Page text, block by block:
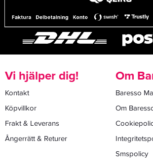
Vi hjälper dig!
Kontakt
Köpvillkor
Frakt & Leverans
Ångerrätt & Returer
Om
Baresso
Om
Smspolicy